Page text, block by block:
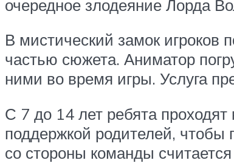
очередное злодеяние Лорда
В мистический замок игроков
частью сюжета. Аниматор
ними во время игры. Услуга
С 7 до 14 лет ребята
поддержкой родителей,
со стороны команды